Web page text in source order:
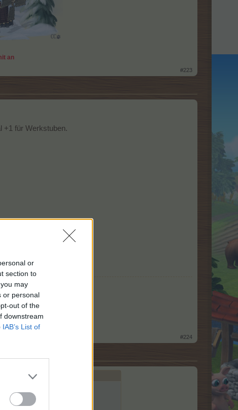
or
section to
may
or personal
out of the
downstream
IAB’s List of
an
#223
+1 für Werkstuben.
#224